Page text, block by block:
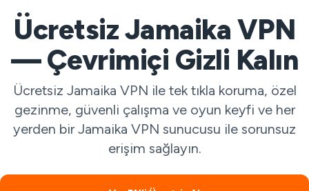
Ücretsiz Jamaika VPN
— Çevrimiçi Gizli Kalın
Ücretsiz Jamaika VPN ile tek tıkla koruma, özel
gezinme, güvenli çalışma ve oyun keyfi ve her
yerden bir Jamaika VPN sunucusu ile sorunsuz
erişim sağlayın.